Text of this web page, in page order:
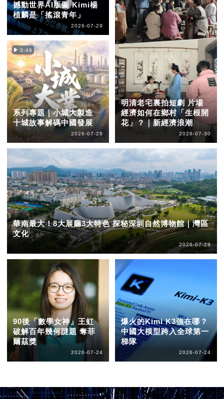
撼動世界AI版圖 Kimi楊
植麟是「搖滾青年」
2026-07-29
3:49
系列專題｜小城大製造
十城故事解碼中國發展
2026-07-28
明清老宅裏拍短劇 片場
經濟如何在鄉村「生根開
花」？｜新經濟浪潮
2026-07-30
華南最大！8大展廳3大特色 探秘深圳自然博物館｜灣區
文化
2026-07-29
90後「數學女神」王虹
破解百年幾何謎題 奪菲
爾茲獎
2026-07-24
爆火的Kimi K3強在哪？
中國大模型跨入全球第一
梯隊
2026-07-24